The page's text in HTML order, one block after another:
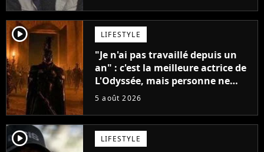
player2 LIFESTYLE
"Je n'ai pas travaillé depuis un
an" : c'est la meilleure actrice de
L'Odyssée, mais personne ne
veut lui donner de rôle au
5 août 2026
player2 LIFESTYLE